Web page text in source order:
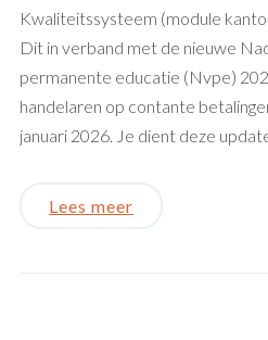
Kwaliteitssysteem (module
Dit in verband met de nieuwe
permanente educatie (Nvpe)
handelaren op contante
januari 2026. Je dient deze
Lees meer